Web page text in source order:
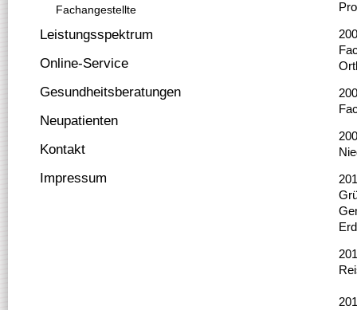
Fachangestellte
Leistungsspektrum
Online-Service
Gesundheitsberatungen
Neupatienten
Kontakt
Impressum